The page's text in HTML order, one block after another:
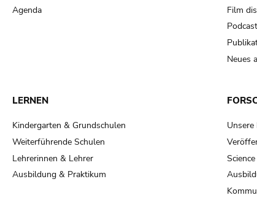
Agenda
Film
Neues
LERNEN
Kindergarten & Grundschulen
Weiterführende Schulen
Lehrerinnen & Lehrer
Ausbildung & Praktikum